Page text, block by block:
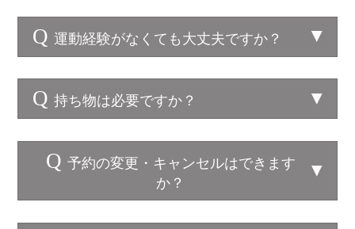
Q運動経験がなくても大丈夫ですか？
Q持ち物は必要ですか？
Q 予約の変更・キャンセルはできます
か？